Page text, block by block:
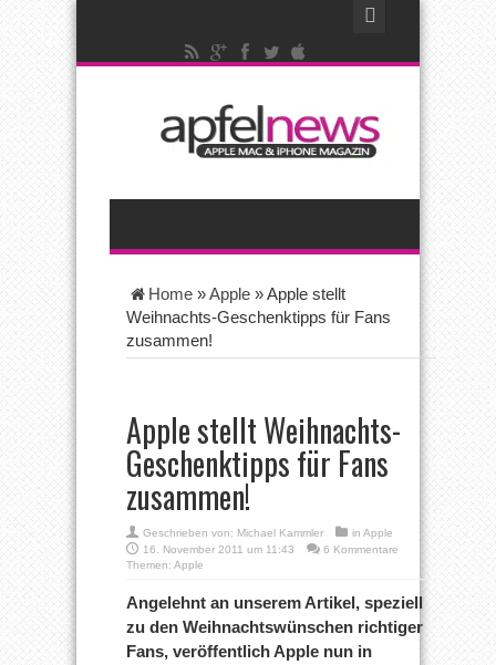
Home »Apple »Apple stellt
Weihnachts-Geschenktipps für Fans
zusammen!
Apple stellt Weihnachts-
Geschenktipps für Fans
zusammen!
Geschrieben von: Michael Kammler in Apple
16. November 2011 um 11:43
6 Kommentare
Themen: Apple
Angelehnt an unserem Artikel, speziell
zu den Weihnachtswünschen richtiger
Fans, veröffentlich Apple nun in